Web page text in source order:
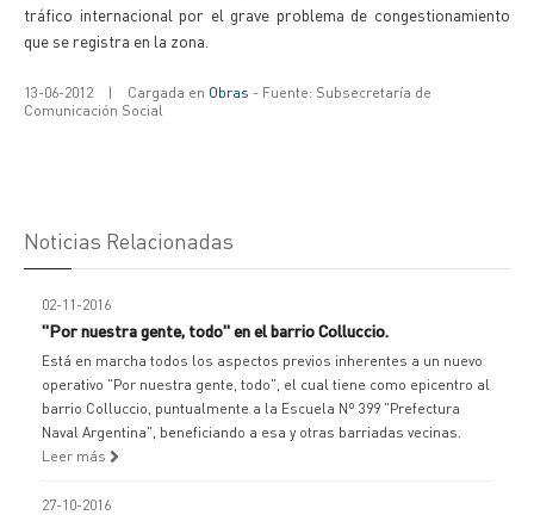
tráfico internacional por el grave problema de congestionamiento
que se registra en la zona.
13-06-2012 | Cargada en Obras - Fuente: Subsecretaría de
Comunicación Social
Noticias Relacionadas
02-11-2016
"Por nuestra gente, todo" en el barrio Colluccio.
Está en marcha todos los aspectos previos inherentes a un nuevo
operativo "Por nuestra gente, todo", el cual tiene como epicentro al
barrio Colluccio, puntualmente a la Escuela Nº 399 "Prefectura
Naval Argentina", beneficiando a esa y otras barriadas vecinas.
Leer más
27-10-2016